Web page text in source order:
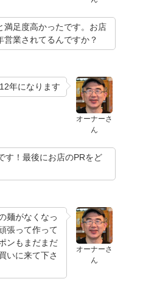
満足度高かったです。お店
営業されてるんですか？
オーナーさ
ん
12年になります
す！最後にお店のPRをど
オーナーさ
ん
麺がなくなっ
張って作って
ンもまだまだ
いに来て下さ